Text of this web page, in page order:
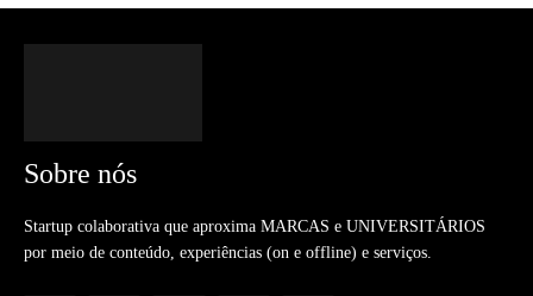
Sobre nós
Startup colaborativa que aproxima MARCAS e UNIVERSITÁRIOS
por meio de conteúdo, experiências (on e offline) e serviços.